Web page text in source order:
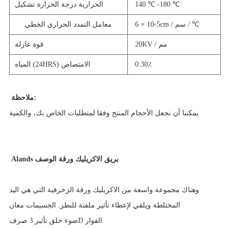
الحرارية درجة الحرارة تشكيل 140 ℃ -180 ℃
معامل التمدد الحراري الخطي 6 × 10-5cm / سم / ℃
قوة عازلة 20KV / مم
المياه (24HRS) الامتصاص 0.30٪
ملاحظة:
يمكننا أن نجعل الأحجام المنتج وفقا لمتطلبات الخاص بك، والكمية
Alands بريق الاكريليك ورقة الوصف
وهناك مجموعة واسعة من الاكريليك ورقة الزخرفية التي هي اليد
ضوء خلق تأثير 3D الفوار.